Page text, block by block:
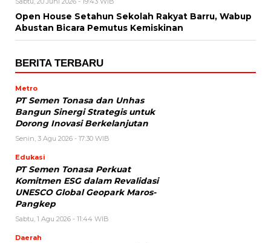
Open House Setahun Sekolah Rakyat Barru, Wabup
Abustan Bicara Pemutus Kemiskinan
BERITA TERBARU
Metro
PT Semen Tonasa dan Unhas
Bangun Sinergi Strategis untuk
Dorong Inovasi Berkelanjutan
Senin, 3 Agu 2026 - 17:30 WIB
Edukasi
PT Semen Tonasa Perkuat
Komitmen ESG dalam Revalidasi
UNESCO Global Geopark Maros-
Pangkep
Sabtu, 1 Agu 2026 - 11:44 WIB
Daerah